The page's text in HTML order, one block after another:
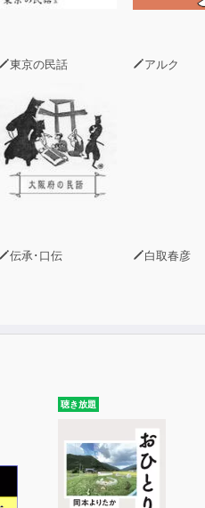
いただいても大丈夫です。
ときに、聴いてみて下さい。
い箇所がございます。何卒ご
東京の民話 アルク
伝承･口伝 白取春彦
聴き放題